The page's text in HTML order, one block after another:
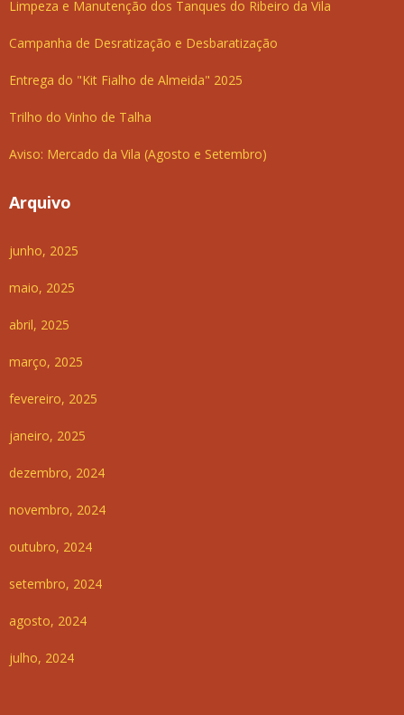
Limpeza e Manutenção dos Tanques do Ribeiro da Vila
Campanha de Desratização e Desbaratização
Entrega do "Kit Fialho de Almeida" 2025
Trilho do Vinho de Talha
Aviso: Mercado da Vila (Agosto e Setembro)
Arquivo
junho, 2025
maio, 2025
abril, 2025
março, 2025
fevereiro, 2025
janeiro, 2025
dezembro, 2024
novembro, 2024
outubro, 2024
setembro, 2024
agosto, 2024
julho, 2024